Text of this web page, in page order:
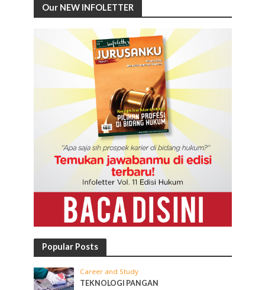
Our NEW INFOLETTER
Popular Posts
Career and Study
TEKNOLOGI PANGAN